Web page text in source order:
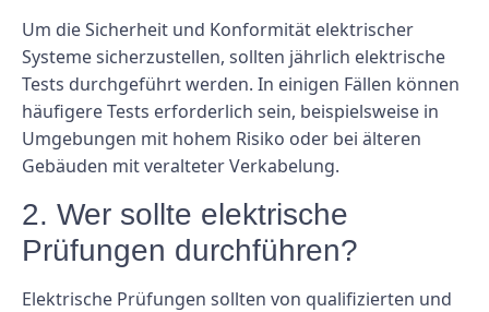
Um die Sicherheit und Konformität elektrischer
Systeme sicherzustellen, sollten jährlich elektrische
Tests durchgeführt werden. In einigen Fällen können
häufigere Tests erforderlich sein, beispielsweise in
Umgebungen mit hohem Risiko oder bei älteren
Gebäuden mit veralteter Verkabelung.
2. Wer sollte elektrische
Prüfungen durchführen?
Elektrische Prüfungen sollten von qualifizierten und